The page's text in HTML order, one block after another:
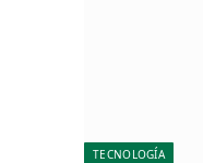
TECNOLOGÍA